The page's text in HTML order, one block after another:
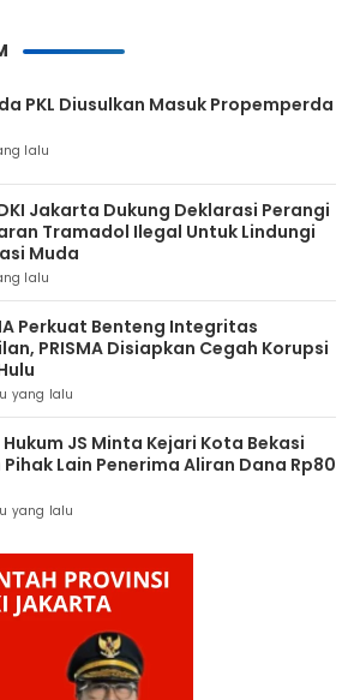
PKL Diusulkan Masuk Propemperda
lalu
Jakarta Dukung Deklarasi Perangi
Tramadol Ilegal Untuk Lindungi
Muda
lalu
Perkuat Benteng Integritas
PRISMA Disiapkan Cegah Korupsi
yang lalu
JS Minta Kejari Kota Bekasi
Lain Penerima Aliran Dana Rp80
yang lalu